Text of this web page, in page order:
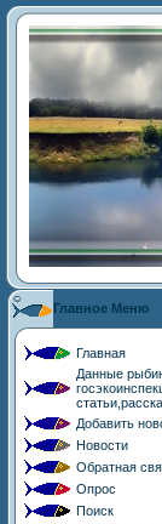
Главное Меню
Главная
Данные
Добавить
Новости
Обратная
Опрос
Поиск